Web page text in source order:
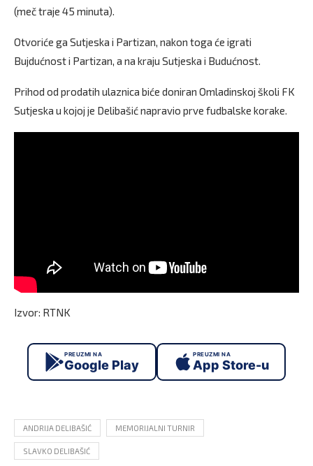
(meč traje 45 minuta).
Otvoriće ga Sutjeska i Partizan, nakon toga će igrati
Bujdućnost i Partizan, a na kraju Sutjeska i Budućnost.
Prihod od prodatih ulaznica biće doniran Omladinskoj školi FK
Sutjeska u kojoj je Delibašić napravio prve fudbalske korake.
Izvor: RTNK
PREUZMI NA
Google Play
PREUZMI NA
App Store-u
ANDRIJA DELIBAŠIĆ MEMORIJALNI TURNIR
SLAVKO DELIBAŠIĆ